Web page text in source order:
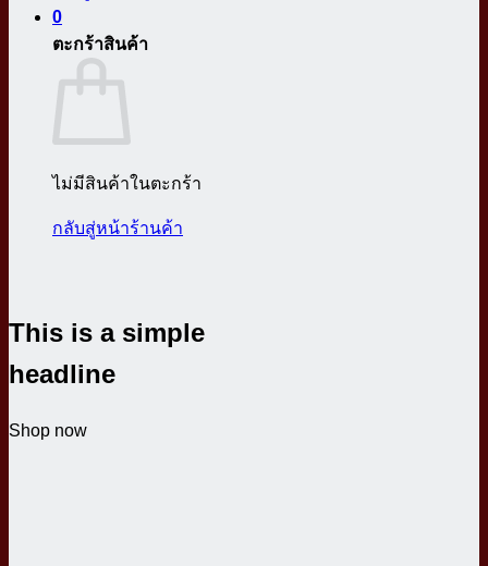
0
ตะกร้าสินค้า
ไม่มีสินค้าในตะกร้า
กลับสู่หน้าร้านค้า
This is a simple
headline
Shop now